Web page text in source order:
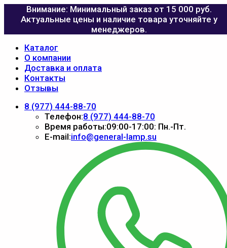
Внимание: Минимальный заказ от 15 000 руб.
Актуальные цены и наличие товара уточняйте у
менеджеров.
Каталог
О компании
Доставка и оплата
Контакты
Отзывы
8 (977) 444-88-70
Телефон:8 (977) 444-88-70
Время работы:09:00-17:00: Пн.-Пт.
E-mail:info@general-lamp.su